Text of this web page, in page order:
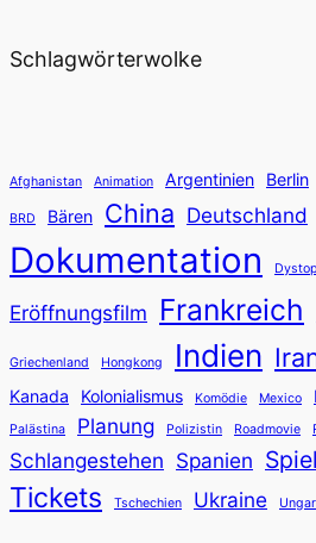
Schlagwörterwolke
Afghanistan Animation Argentinien Berlin
BRD Bären China Deutschland
Dokumentation
Eröffnungsfilm Frankreich
Griechenland Hongkong Indien
Kanada Kolonialismus Komödie Mexico
Palästina
Planung Polizistin Roadmovie
Schlangestehen Spanien
Tickets Tschechien Ukraine